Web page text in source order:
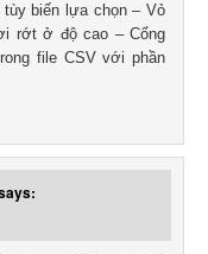
biến lựa chọn – Vỏ
rớt ở độ cao – Cổng
file CSV với phần